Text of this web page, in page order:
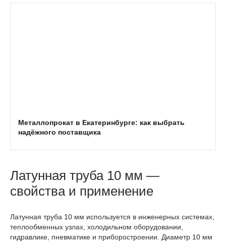
Металлопрокат в Екатеринбурге: как выбрать
надёжного поставщика
Латунная труба 10 мм —
свойства и применение
Латунная труба 10 мм используется в инженерных системах,
теплообменных узлах, холодильном оборудовании,
гидравлике, пневматике и приборостроении. Диаметр 10 мм